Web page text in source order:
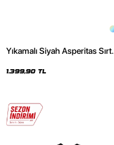
Yıkamalı Siyah Asperitas Sırt
1.399,90 TL